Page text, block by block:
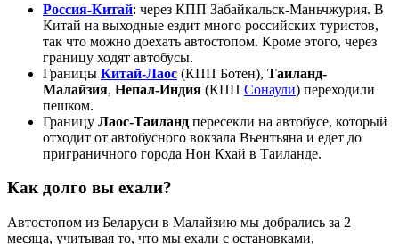
Россия-Китай: через КПП Забайкальск-Маньчжурия. В
Китай на выходные ездит много российских туристов,
так что можно доехать автостопом. Кроме этого, через
границу ходят автобусы.
Границы Китай-Лаос (КПП Ботен), Таиланд-
Малайзия, Непал-Индия (КПП Сонаули) переходили
пешком.
Границу Лаос-Таиланд пересекли на автобусе, который
отходит от автобусного вокзала Вьентьяна и едет до
приграничного города Нон Кхай в Таиланде.
Как долго вы ехали?
Автостопом из Беларуси в Малайзию мы добрались за 2
месяца, учитывая то, что мы ехали с остановками,